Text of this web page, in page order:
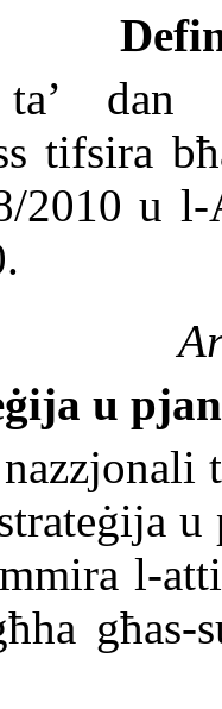
dan
tifsira
2010 u
u
l-